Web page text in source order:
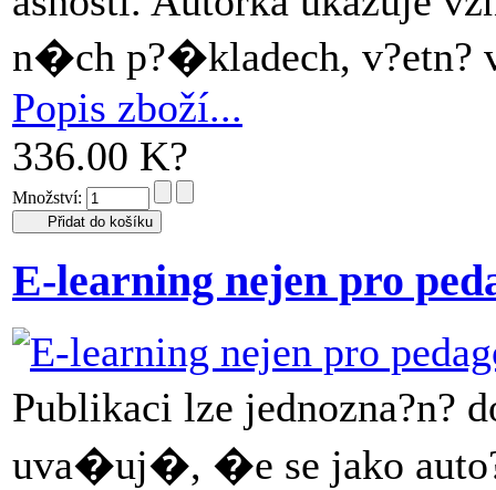
n�ch p?�kladech,
Popis zboží...
336.00 K?
Množství:
E-learning nejen pro
Publikaci lze
uva�uj�, �e se jako